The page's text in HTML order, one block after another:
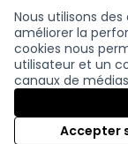
Nous utilisons
améliorer la
cookies nous
utilisateur et un
canaux de
Accepter